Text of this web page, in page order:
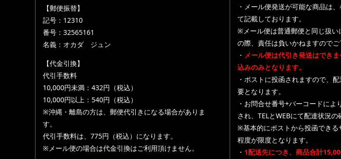
【郵便振替】
記号：12310
番号：32565161
名義：オカダ ジュン
【代金引換】
代引手数料
10,000円未満：432円（税込）
10,000円以上：540円（税込）
※沖縄・離島の方は、郵便代引きになる場合がありま
す。
代引手数料は、775円（税込）になります。
※メール便の場合は代金引換はご利用頂けません。
・メール便発送が可能な商品は
て記載しております。
※メール便は普通郵便と同じ扱い
の際、責任は負いかねますのでご
・ メール便は代引き発送はでき
込みのみとなります。
・ポストに投函されますので、
要となります。
・お問合せ番号+バーコードによ
され、TELとWEBにて配達状況の
※基本的にポストから投函できる
程度が限度となります。
・ 1配送先につき、商品合計